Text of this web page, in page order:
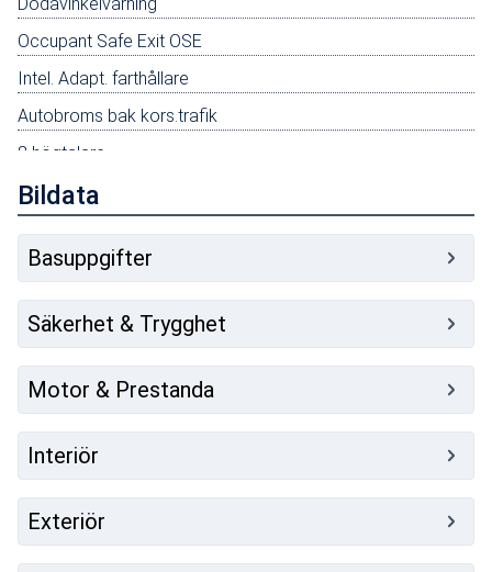
Occupant Safe Exit OSE
Intel. Adapt. farthållare
Autobroms bak kors.trafik
8 högtalare
Harman Kardon ljudanlägg.
Bildata
Basuppgifter
Säkerhet & Trygghet
Motor & Prestanda
Interiör
Exteriör